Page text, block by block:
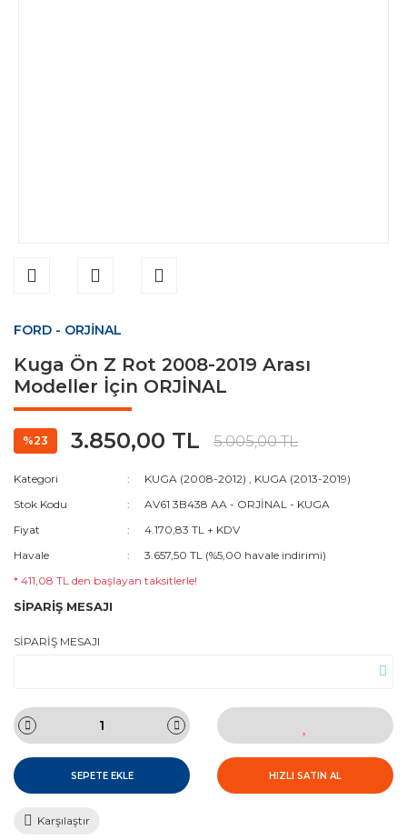
FORD - ORJİNAL
Kuga Ön Z Rot 2008-2019 Arası
Modeller İçin ORJİNAL
%23 3.850,00 TL 5.005,00 TL
Kategori KUGA (2008-2012) , KUGA (2013-2019)
Stok Kodu
AV61 3B438 AA - ORJİNAL - KUGA
Fiyat
4.170,83 TL + KDV
Havale
3.657,50 TL (%5,00 havale indirimi)
* 411,08 TL den başlayan taksitlerle!
SİPARİŞ MESAJI
SİPARİŞ MESAJI
SEPETE EKLE HIZLI SATIN AL
Karşılaştır